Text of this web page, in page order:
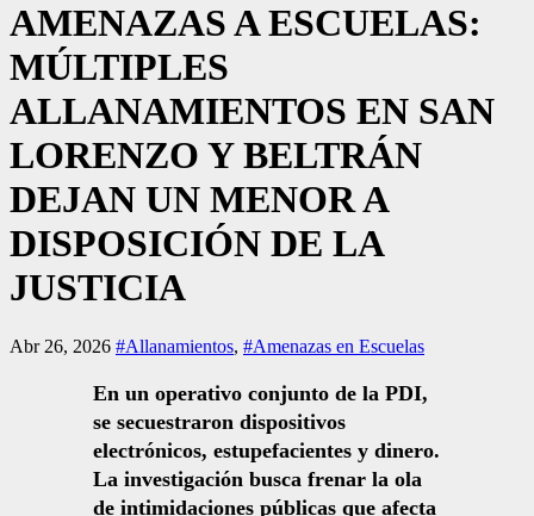
AMENAZAS A ESCUELAS:
MÚLTIPLES
ALLANAMIENTOS EN SAN
LORENZO Y BELTRÁN
DEJAN UN MENOR A
DISPOSICIÓN DE LA
JUSTICIA
Abr 26, 2026 #Allanamientos, #Amenazas en Escuelas
En un operativo conjunto de la PDI,
se secuestraron dispositivos
electrónicos, estupefacientes y dinero.
La investigación busca frenar la ola
de intimidaciones públicas que afecta